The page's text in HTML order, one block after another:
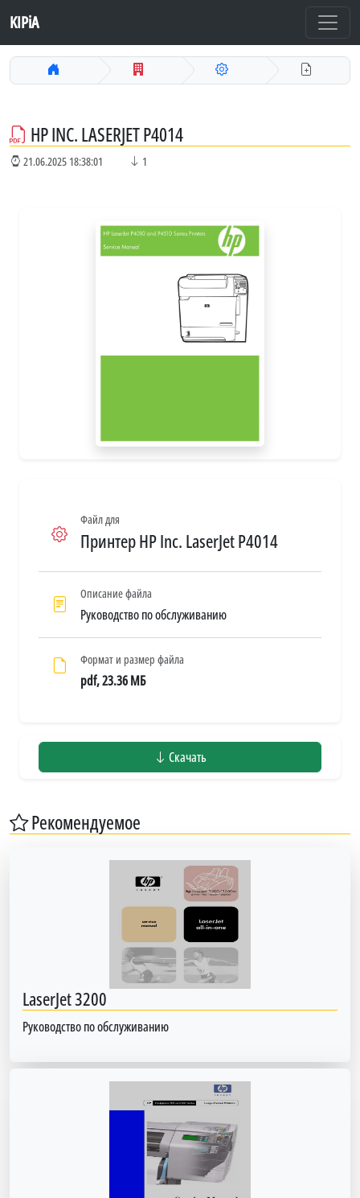
KIPiA
HP INC. LASERJET P4014
21.06.2025 18:38:01 1
Файл для
Принтер HP Inc. LaserJet P4014
Описание файла
Руководство по обслуживанию
Формат и размер файла
pdf, 23.36 МБ
Скачать
Рекомендуемое
LaserJet 3200
Руководство по обслуживанию